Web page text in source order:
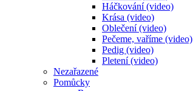
Háčkování (video)
Krása (video)
Oblečení (video)
Pečeme, vaříme (video)
Pedig (video)
Pletení (video)
Nezařazené
Pomůcky